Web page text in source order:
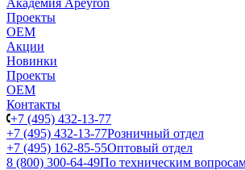
Академия Apeyron
Проекты
ОЕМ
Акции
Новинки
Проекты
ОЕМ
Контакты
+7 (495) 432-13-77
+7 (495) 432-13-77Розничный отдел
+7 (495) 162-85-55Оптовый отдел
8 (800) 300-64-49По техническим